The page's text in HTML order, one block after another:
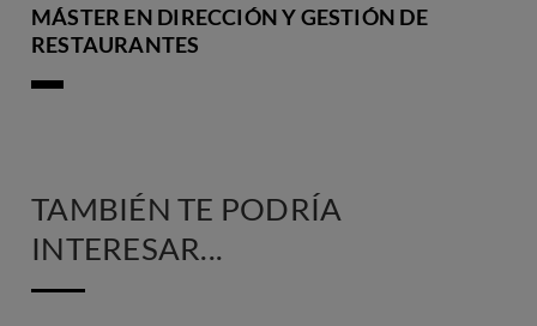
MÁSTER EN DIRECCIÓN Y GESTIÓN DE
RESTAURANTES
TAMBIÉN TE PODRÍA
INTERESAR...